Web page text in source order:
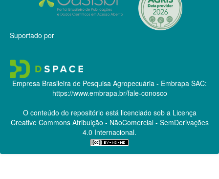
Suportado por
Empresa Brasileira de Pesquisa Agropecuária - Embrapa SAC:
https://www.embrapa.br/fale-conosco
O conteúdo do repositório está licenciado sob a Licença
Creative CommonsAtribuição - NãoComercial - SemDerivações
4.0 Internacional.